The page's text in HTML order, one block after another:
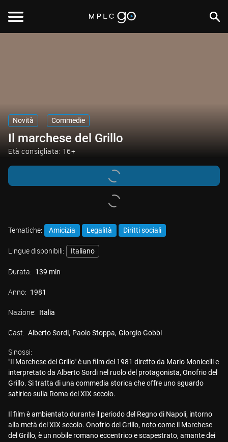
Novità Commedie
Il marchese del Grillo
Età consigliata: 16+
Tematiche: Amicizia Legalità Diritti sociali
Lingue disponibili: Italiano
Durata: 139 min
Anno: 1981
Nazione: Italia
Cast: Alberto Sordi Paolo Stoppa Giorgio Gobbi
Sinossi:
"Il Marchese del Grillo" è un film del 1981 diretto da Mario Monicelli e
interpretato da Alberto Sordi nel ruolo del protagonista, Onofrio del
Grillo. Si tratta di una commedia storica che offre uno sguardo
satirico sulla Roma del XIX secolo.
Il film è ambientato durante il periodo del Regno di Napoli, intorno
alla metà del XIX secolo. Onofrio del Grillo, noto come il Marchese
del Grillo, è un nobile romano eccentrico e scapestrato, amante dei